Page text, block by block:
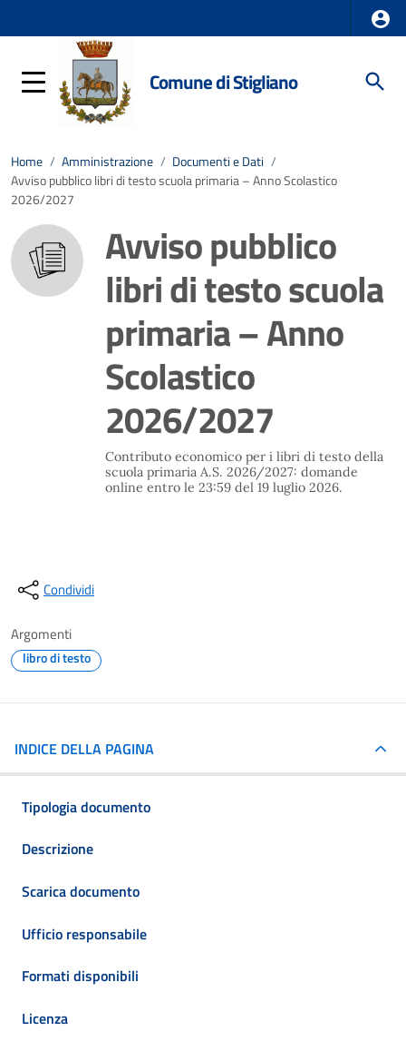
Comune di Stigliano
Home / Amministrazione / Documenti e Dati /
Avviso pubblico libri di testo scuola primaria – Anno Scolastico
2026/2027
Avviso pubblico
libri di testo scuola
primaria – Anno
Scolastico
2026/2027
Contributo economico per i libri di testo della
scuola primaria A.S. 2026/2027: domande
online entro le 23:59 del 19 luglio 2026.
Condividi
Argomenti
libro di testo
INDICE DELLA PAGINA
Tipologia documento
Descrizione
Scarica documento
Ufficio responsabile
Formati disponibili
Licenza